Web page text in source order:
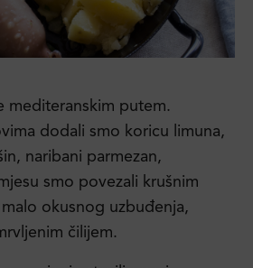
mediteranskim putem.
dodali smo koricu limuna,
naribani parmezan,
smo povezali krušnim
okusnog uzbuđenja,
čilijem.